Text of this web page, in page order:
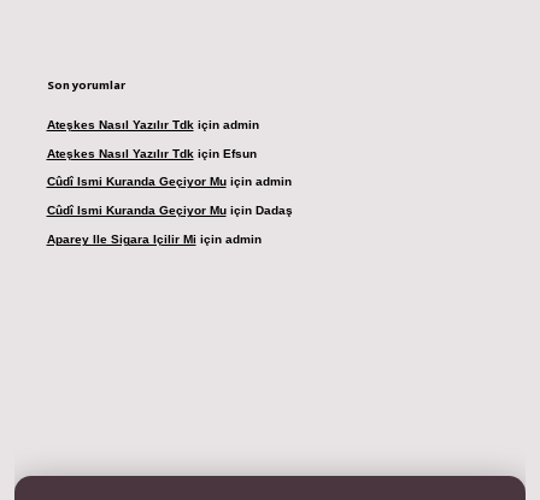
Son yorumlar
Ateşkes Nasıl Yazılır Tdk için admin
Ateşkes Nasıl Yazılır Tdk için Efsun
Cûdî Ismi Kuranda Geçiyor Muiçin admin
Cûdî Ismi Kuranda Geçiyor Muiçin Dadaş
Aparey Ile Sigara Içilir Mi için admin